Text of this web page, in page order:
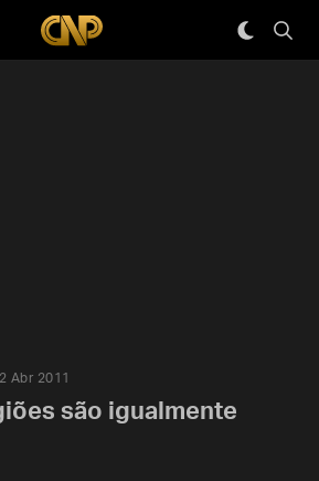
Abr 2011
são igualmente